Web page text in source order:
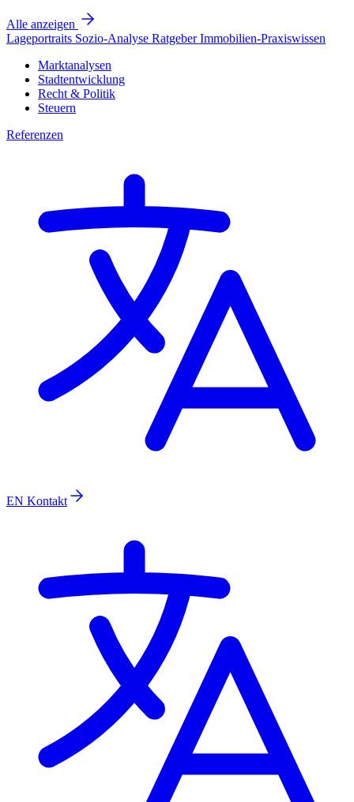
Alle anzeigen
Lageportraits Sozio-Analyse RatgeberImmobilien-Praxiswissen
Marktanalysen
Stadtentwicklung
Recht & Politik
Steuern
Referenzen
EN Kontakt